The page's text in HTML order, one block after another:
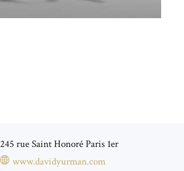
245 rue Saint Honoré Paris 1er
www.davidyurman.com